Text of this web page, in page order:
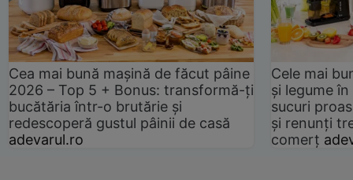
Cea mai bună mașină de făcut pâine
2026 – Top 5 + Bonus: transformă-ți
bucătăria într-o brutărie și
redescoperă gustul pâinii de casă
adevarul.ro
Cele mai
și legume
sucuri
și renunți
comerț